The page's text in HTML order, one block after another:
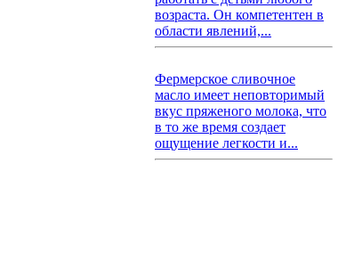
возраста. Он компетентен в
области явлений,...
Фермерское сливочное
масло имеет неповторимый
вкус пряженого молока, что
в то же время создает
ощущение легкости и...